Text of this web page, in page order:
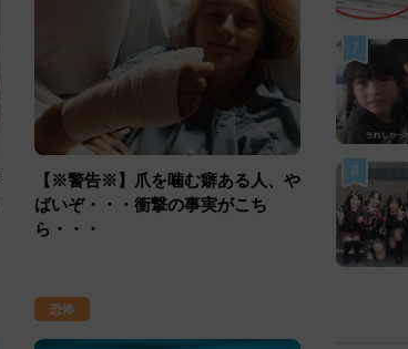
【※警告※】爪を噛む癖ある人、や
ばいぞ・・・衝撃の事実がこち
ら・・・
恐怖
7
8